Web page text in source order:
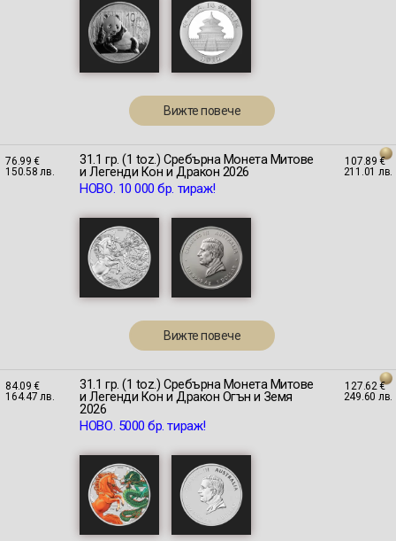
Вижте повече
76.99 €
150.58 лв.
31.1 гр. (1 toz.) Сребърна Монета Митове
и Легенди Кон и Дракон 2026
НОВО. 10 000 бр. тираж!
Вижте повече
107.89 €
211.01 лв.
84.09 €
164.47 лв.
31.1 гр. (1 toz.) Сребърна Монета Митове
и Легенди Кон и Дракон Огън и Земя
2026
НОВО. 5000 бр. тираж!
127.62 €
249.60 лв.